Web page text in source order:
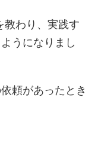
教わり、実践す
うになりまし
頼があったとき